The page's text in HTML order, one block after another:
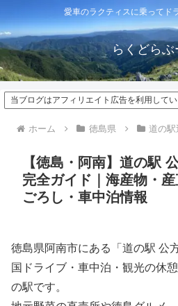
愛車のラクティスに乗ってド
らくどらぶ
当ブログはアフィリエイト広告を利用して
ホーム 徳島県 道の駅
【徳島・阿南】道の駅
完全ガイド｜海産物・
ごろし・車中泊情報
徳島県阿南市にある「道の駅 公
国ドライブ・車中泊・観光の休
の駅です。